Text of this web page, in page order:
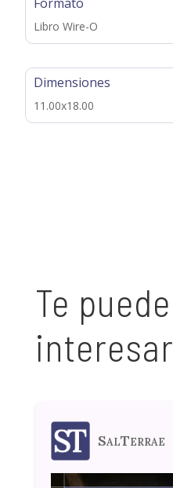
Libro Wire-O
Dimensiones
11.00x18.00
Te puede
interesar
SalTerrae